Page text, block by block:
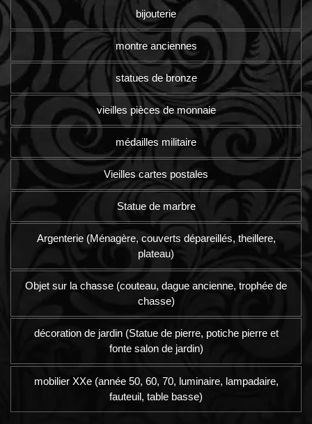
bijouterie
montre anciennes
statues de bronze
vieilles pièces de monnaie
médailles militaire
Vieilles cartes postales
Statue de marbre
Argenterie (Ménagère, couverts dépareillés, theillere,
plateau)
Objet sur la chasse (couteau, dague ancienne, trophée de
chasse)
décoration de jardin (Statue de pierre, potiche pierre et
fonte salon de jardin)
mobilier XXe (année 50, 60, 70, luminaire, lampadaire,
fauteuil, table basse)